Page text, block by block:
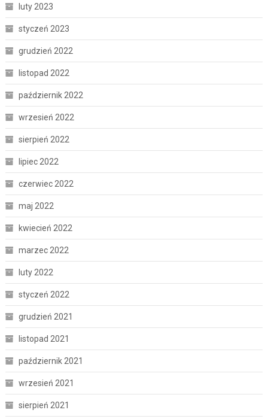
luty 2023
styczeń 2023
grudzień 2022
listopad 2022
październik 2022
wrzesień 2022
sierpień 2022
lipiec 2022
czerwiec 2022
maj 2022
kwiecień 2022
marzec 2022
luty 2022
styczeń 2022
grudzień 2021
listopad 2021
październik 2021
wrzesień 2021
sierpień 2021